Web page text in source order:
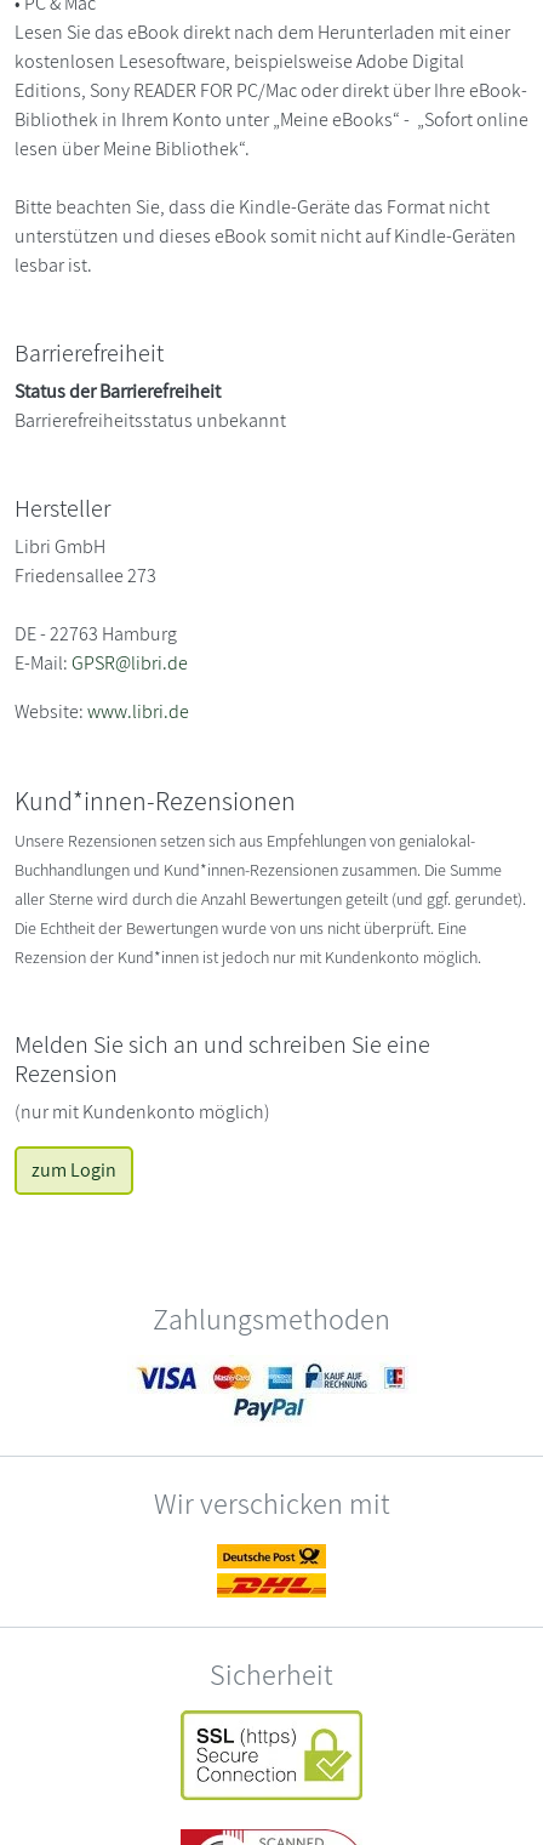
Lesen Sie das eBook direkt nach dem Herunterladen mit einer
kostenlosen Lesesoftware, beispielsweise Adobe Digital
Editions, Sony READER FOR PC/Mac oder direkt über Ihre eBook-
Bibliothek in Ihrem Konto unter „Meine eBooks“ - „Sofort online
lesen über Meine Bibliothek“.
Bitte beachten Sie, dass die Kindle-Geräte das Format nicht
unterstützen und dieses eBook somit nicht auf Kindle-Geräten
lesbar ist.
Barrierefreiheit
Status der Barrierefreiheit
Barrierefreiheitsstatus unbekannt
Hersteller
Libri GmbH
Friedensallee 273
DE - 22763 Hamburg
E-Mail:GPSR@libri.de
Website:www.libri.de
Kund*innen-Rezensionen
Unsere Rezensionen setzen sich aus Empfehlungen von genialokal-
Buchhandlungen und Kund*innen-Rezensionen zusammen. Die Summe
aller Sterne wird durch die Anzahl Bewertungen geteilt (und ggf. gerundet).
Die Echtheit der Bewertungen wurde von uns nicht überprüft. Eine
Rezension der Kund*innen ist jedoch nur mit Kundenkonto möglich.
Melden Sie sich an und schreiben Sie eine
Rezension
(nur mit Kundenkonto möglich)
zum Login
Zahlungsmethoden
Wir verschicken mit
Sicherheit